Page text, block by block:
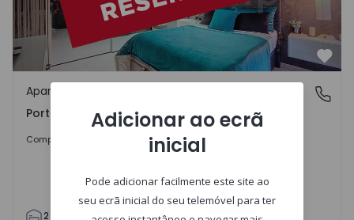
Portimão Centro, Portimão
Apartamento
Portimão Centro, Portimão
Comprar 1%270.000 €
2 97 126 2
Adicionar ao ecrã
inicial
Pode adicionar facilmente este site ao
seu ecrã inicial do seu telemóvel para ter